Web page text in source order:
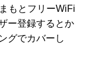
もとフリーWiFi
ー登録するとか
グでカバーし